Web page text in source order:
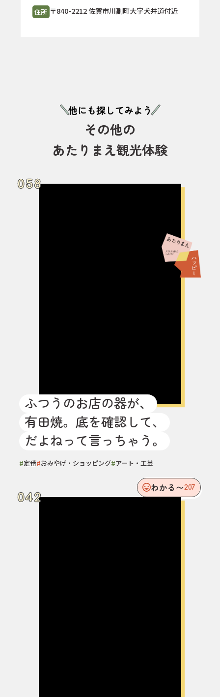
住所 〒840-2212 佐賀市川副町大字犬井道付近
他にも探してみよう
その他の
あたりまえ観光体験
058
058
ふつうのお店の器が、
有田焼。底を確認して、
だよねって言っちゃう。
#定番#おみやげ・ショッピング#アート・工芸
わかる〜207
042
042